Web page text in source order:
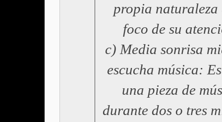
propia naturaleza
foco de su
c) Media sonrisa
escucha música:
una pieza de
durante dos o tres